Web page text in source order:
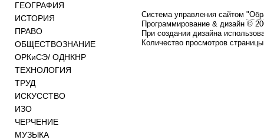
ГЕОГРАФИЯ
ИСТОРИЯ
ПРАВО
ОБЩЕСТВОЗНАНИЕ
ОРКиСЭ/ ОДНКНР
ТЕХНОЛОГИЯ
ТРУД
ИСКУССТВО
ИЗО
ЧЕРЧЕНИЕ
МУЗЫКА
Система управления сайтом
Программирование & дизайн ©
При создании дизайна
Количество просмотров